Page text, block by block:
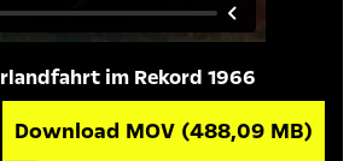
im Rekord 1966
Download MOV (488,09 MB)